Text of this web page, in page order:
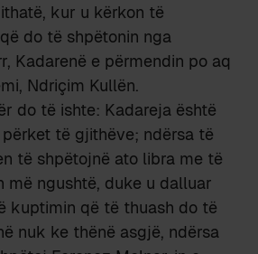
kur u kërkon të
do të shpëtonin nga
Kadarenë e përmendin po aq
Ndriçim Kullën.
do të ishte: Kadareja është
përket të gjithëve; ndërsa të
të shpëtojnë ato libra me të
më ngushtë, duke u dalluar
kuptimin që të thuash do të
nuk ke thënë asgjë, ndërsa